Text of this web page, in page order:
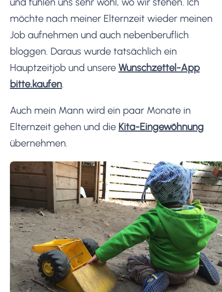
möchte nach meiner Elternzeit wieder meinen
Job aufnehmen und auch nebenberuflich
bloggen. Daraus wurde tatsächlich ein
Hauptzeitjob und unsere Wunschzettel-App
bitte.kaufen.
Auch mein Mann wird ein paar Monate in
Elternzeit gehen und die Kita-Eingewöhnung
übernehmen.